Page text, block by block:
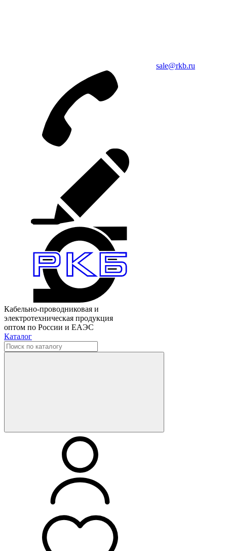
sale@rkb.ru
Кабельно-проводниковая и
электротехническая продукция
оптом по России и ЕАЭС
Каталог